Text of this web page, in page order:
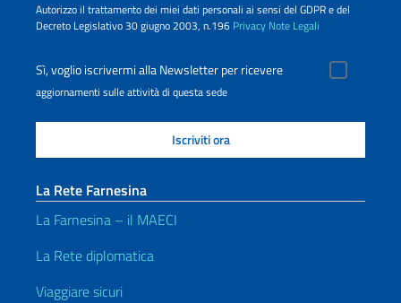
Autorizzo il trattamento dei miei dati personali ai sensi del GDPR e del
Decreto Legislativo 30 giugno 2003, n.196 Privacy Note Legali
Sì, voglio iscrivermi alla Newsletter per ricevere
aggiornamenti sulle attività di questa sede
La Rete Farnesina
La Farnesina – il MAECI
La Rete diplomatica
Viaggiare sicuri